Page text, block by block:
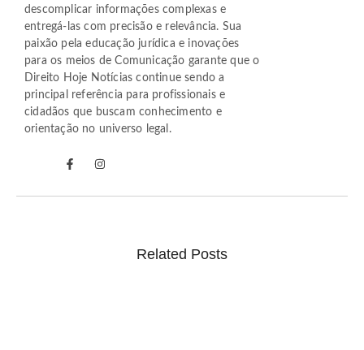
descomplicar informações complexas e
entregá-las com precisão e relevância. Sua
paixão pela educação jurídica e inovações
para os meios de Comunicação garante que o
Direito Hoje Notícias continue sendo a
principal referência para profissionais e
cidadãos que buscam conhecimento e
orientação no universo legal.
Related Posts